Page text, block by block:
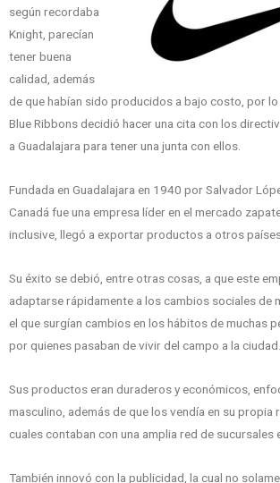
según recordaba
Knight, parecían
tener buena
calidad, además
de que habían sido producidos a bajo costo, por
Blue Ribbons decidió hacer una cita con los
a Guadalajara para tener una junta con ellos.
Fundada en Guadalajara en 1940 por Salvador
Canadá fue una empresa líder en el mercado
inclusive, llegó a exportar productos a otros
Su éxito se debió, entre otras cosas, a que este
adaptarse rápidamente a los cambios sociales de
el que surgían cambios en los hábitos de muchas
por quienes pasaban de vivir del campo a la ciudad.
Sus productos eran duraderos y económicos,
masculino, además de que los vendía en su propia
cuales contaban con una amplia red de sucursales
También innovó con la publicidad, la cual no